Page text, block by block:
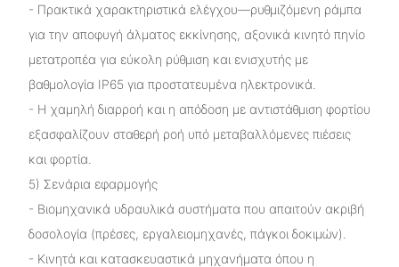
- Πρακτικά χαρακτηριστικά ελέγχου—ρυθμιζόμενη ράμπα
για την αποφυγή άλματος εκκίνησης, αξονικά κινητό πηνίο
μετατροπέα για εύκολη ρύθμιση και ενισχυτής με
βαθμολογία IP65 για προστατευμένα ηλεκτρονικά.
- Η χαμηλή διαρροή και η απόδοση με αντιστάθμιση φορτίου
εξασφαλίζουν σταθερή ροή υπό μεταβαλλόμενες πιέσεις
και φορτία.
5) Σενάρια εφαρμογής
- Βιομηχανικά υδραυλικά συστήματα που απαιτούν ακριβή
δοσολογία (πρέσες, εργαλειομηχανές, πάγκοι δοκιμών).
- Κινητά και κατασκευαστικά μηχανήματα όπου η